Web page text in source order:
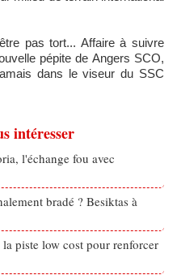
pas tort... Affaire à suivre
pépite de Angers SCO,
dans le viseur du SSC
intéresser
l'échange fou avec
bradé ? Besiktas à
piste low cost pour renforcer